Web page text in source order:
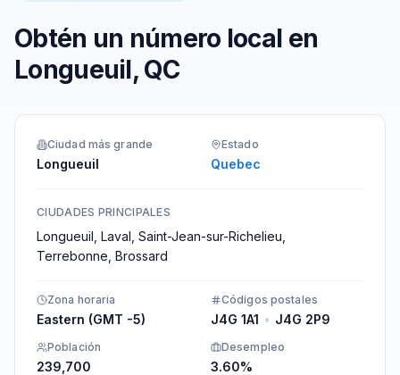
Obtén un número local en
Longueuil, QC
Ciudad más grande
Longueuil
Estado
Quebec
CIUDADES PRINCIPALES
Longueuil, Laval, Saint-Jean-sur-Richelieu,
Terrebonne, Brossard
Zona horaria
Eastern (GMT -5)
Códigos postales
J4G 1A1 • J4G 2P9
Población
239,700
Desempleo
3.60%